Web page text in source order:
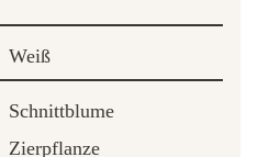
Weiß
Schnittblume
Zierpflanze